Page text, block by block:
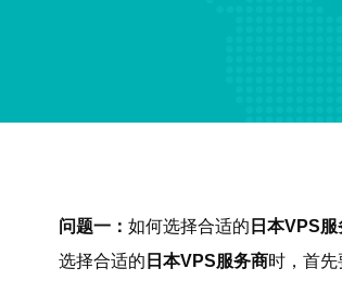
问题一： 如何选择合适的 日本VPS
选择合适的 日本VPS服务商时，首先